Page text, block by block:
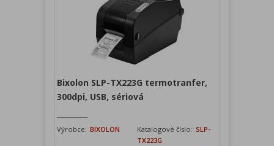
Bixolon SLP-TX223G termotranfer,
300dpi, USB, sériová
Výrobce: BIXOLON Katalogové číslo: SLP-
TX223G